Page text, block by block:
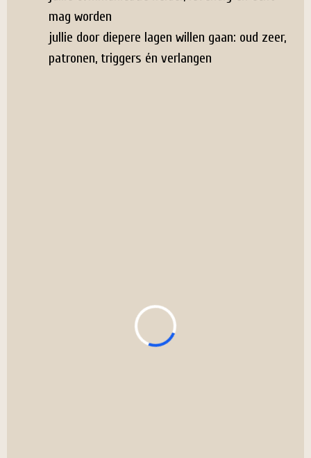
mag worden
jullie door diepere lagen willen gaan: oud zeer,
patronen, triggers én verlangen